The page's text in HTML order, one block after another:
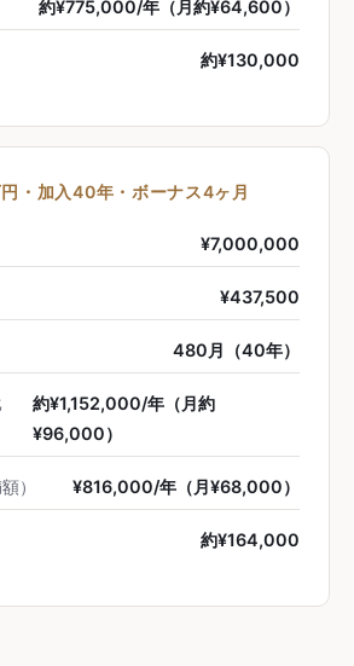
約¥775,000/年（月約¥64,600）
約¥130,000
・加入40年・ボーナス4ヶ月
¥7,000,000
¥437,500
480月（40年）
約¥1,152,000/年（月約
¥96,000）
） ¥816,000/年（月¥68,000）
約¥164,000